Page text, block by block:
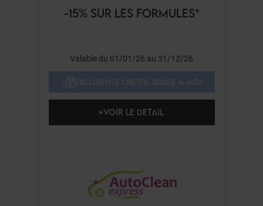
-15% SUR LES FORMULES*
Valable du 01/01/26 au 31/12/26
VOIR LE DETAIL